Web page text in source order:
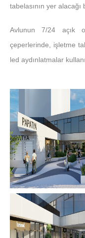
tabelasının yer alacağı
Avlunun 7/24 açık
çeperlerinde, işletme
led aydınlatmalar